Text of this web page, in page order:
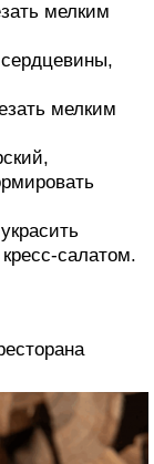
мелким
мелким
салатом.